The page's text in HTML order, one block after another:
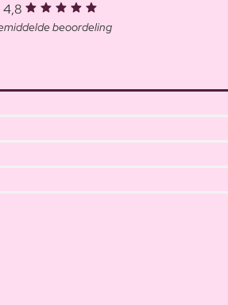
4,8
beoordeling